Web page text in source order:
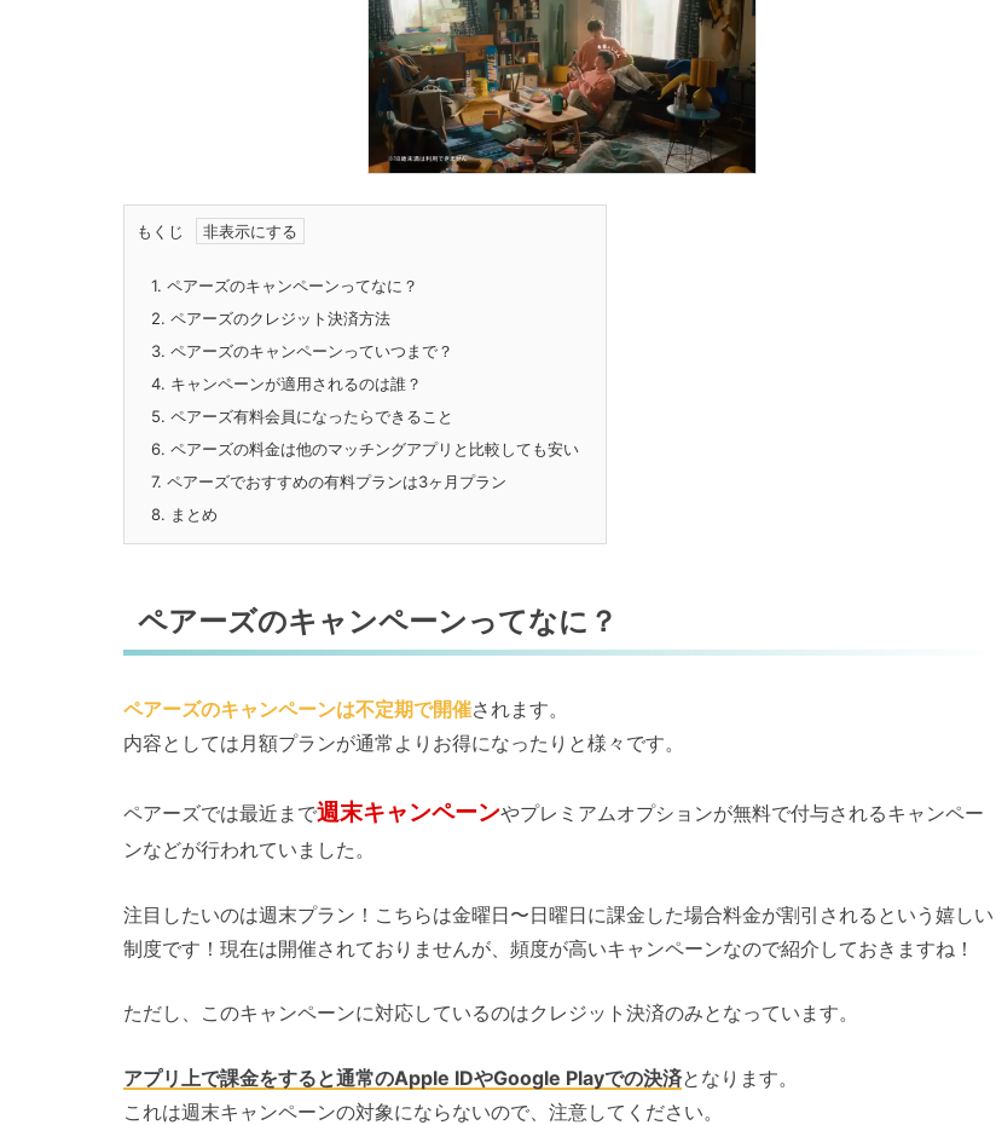
もくじ
1. ペアーズのキャンペーンってなに？
2. ペアーズのクレジット決済方法
3. ペアーズのキャンペーンっていつまで？
4. キャンペーンが適用されるのは誰？
5. ペアーズ有料会員になったらできること
6. ペアーズの料金は他のマッチングアプリと比較しても安い
7. ペアーズでおすすめの有料プランは3ヶ月プラン
8. まとめ
ペアーズのキャンペーンってなに？
ペアーズのキャンペーンは不定期で開催されます。
内容としては月額プランが通常よりお得になったりと様々です。
ペアーズでは最近まで週末キャンペーンやプレミアムオプションが無料で付与されるキャンペー
ンなどが行われていました。
注目したいのは週末プラン！こちらは金曜日〜日曜日に課金した場合料金が割引されるという嬉しい
制度です！現在は開催されておりませんが、頻度が高いキャンペーンなので紹介しておきますね！
ただし、このキャンペーンに対応しているのはクレジット決済のみとなっています。
アプリ上で課金をすると通常のApple IDやGoogle Playでの決済となります。
これは週末キャンペーンの対象にならないので、注意してください。